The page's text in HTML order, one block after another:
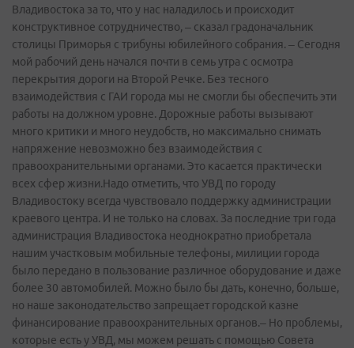
Владивостока за то, что у нас наладилось и происходит
конструктивное сотрудничество, – сказал градоначальник
столицы Приморья с трибуны юбилейного собрания. – Сегодня
мой рабочий день начался почти в семь утра с осмотра
перекрытия дороги на Второй Речке. Без тесного
взаимодействия с ГАИ города мы не смогли бы обеспечить эти
работы на должном уровне. Дорожные работы вызывают
много критики и много неудобств, но максимально снимать
напряжение невозможно без взаимодействия с
правоохранительными органами. Это касается практически
всех сфер жизни.Надо отметить, что УВД по городу
Владивостоку всегда чувствовало поддержку администрации
краевого центра. И не только на словах. За последние три года
администрация Владивостока неоднократно приобретала
нашим участковым мобильные телефоны, милиции города
было передано в пользование различное оборудование и даже
более 30 автомобилей. Можно было бы дать, конечно, больше,
но наше законодательство запрещает городской казне
финансирование правоохранительных органов.– Но проблемы,
которые есть у УВД, мы можем решать с помощью Совета